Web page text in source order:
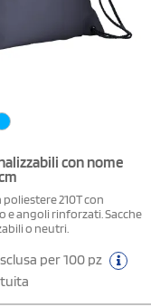
con nome
210T con
e angoli rinforzati. Sacche
o neutri.
per 100 pz